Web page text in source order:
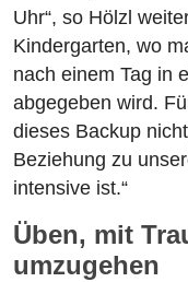
Uhr“, so Hölzl
Kindergarten, wo
nach einem Tag in
abgegeben wird.
dieses Backup
Beziehung zu
intensive ist.“
Üben, mit
umzugehen